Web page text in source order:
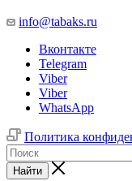
info@tabaks.ru
Вконтакте
Telegram
Viber
Viber
WhatsApp
Политика
Найти